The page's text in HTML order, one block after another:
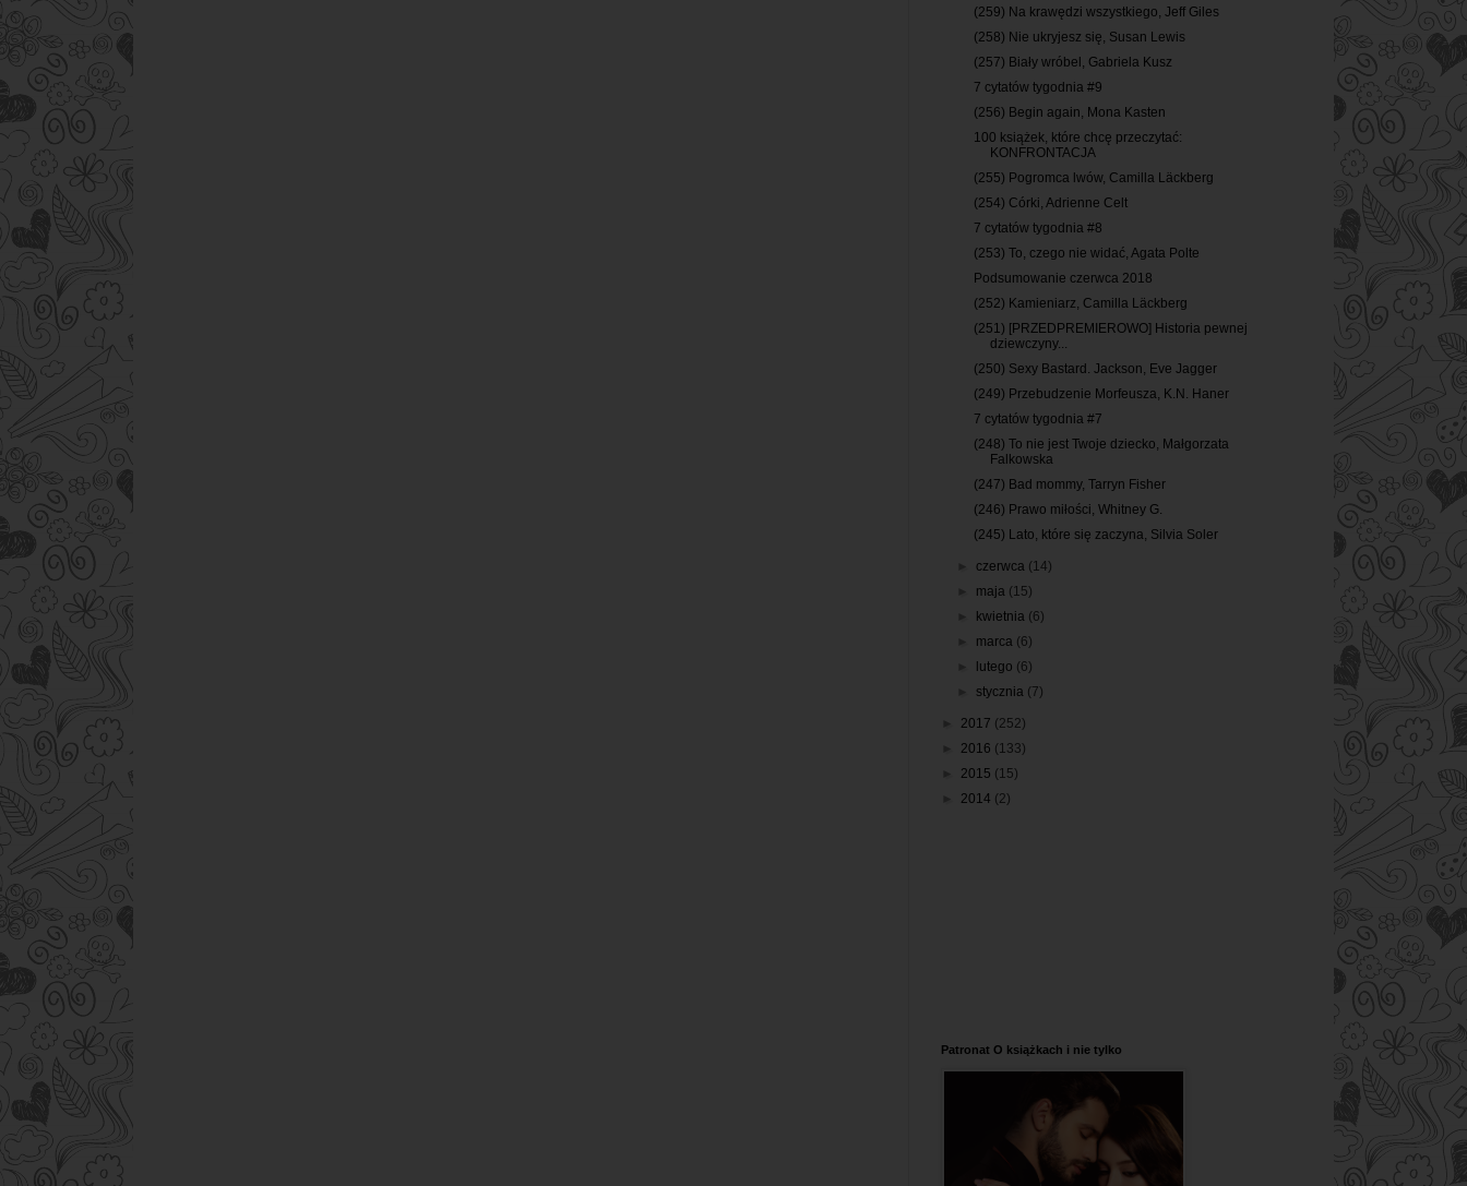
(259) Na krawędzi wszystkiego, Jeff Giles
(258) Nie ukryjesz się, Susan Lewis
(257) Biały wróbel, Gabriela Kusz
7 cytatów tygodnia #9
(256) Begin again, Mona Kasten
100 książek, które chcę przeczytać:
KONFRONTACJA
(255) Pogromca lwów, Camilla Läckberg
(254) Córki, Adrienne Celt
7 cytatów tygodnia #8
(253) To, czego nie widać, Agata Polte
Podsumowanie czerwca 2018
(252) Kamieniarz, Camilla Läckberg
(251) [PRZEDPREMIEROWO] Historia pewnej
dziewczyny...
(250) Sexy Bastard. Jackson, Eve Jagger
(249) Przebudzenie Morfeusza, K.N. Haner
7 cytatów tygodnia #7
(248) To nie jest Twoje dziecko, Małgorzata
Falkowska
(247) Bad mommy, Tarryn Fisher
(246) Prawo miłości, Whitney G.
(245) Lato, które się zaczyna, Silvia Soler
►czerwca (14)
maja (15)
kwietnia (6)
marca (6)
lutego (6)
stycznia (7)
2017 (252)
2016 (133)
2015 (15)
2014 (2)
Patronat O książkach i nie tylko